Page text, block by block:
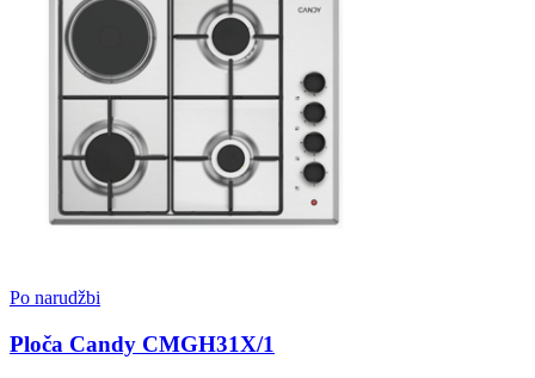
Po narudžbi
Ploča Candy CMGH31X/1